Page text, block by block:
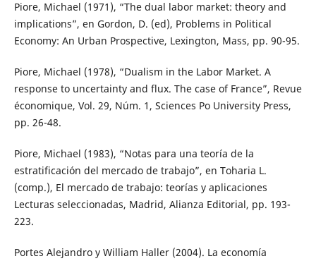
Piore, Michael (1971), “The dual labor market: theory and
implications”, en Gordon, D. (ed), Problems in Political
Economy: An Urban Prospective, Lexington, Mass, pp. 90-95.
Piore, Michael (1978), “Dualism in the Labor Market. A
response to uncertainty and flux. The case of France”, Revue
économique, Vol. 29, Núm. 1, Sciences Po University Press,
pp. 26-48.
Piore, Michael (1983), “Notas para una teoría de la
estratificación del mercado de trabajo”, en Toharia L.
(comp.), El mercado de trabajo: teorías y aplicaciones
Lecturas seleccionadas, Madrid, Alianza Editorial, pp. 193-
223.
Portes Alejandro y William Haller (2004). La economía